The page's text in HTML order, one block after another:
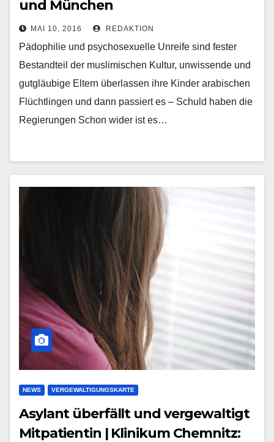
und München
MAI 10, 2016 REDAKTION
Pädophilie und psychosexuelle Unreife sind fester
Bestandteil der muslimischen Kultur, unwissende und
gutgläubige Eltern überlassen ihre Kinder arabischen
Flüchtlingen und dann passiert es – Schuld haben die
Regierungen Schon wider ist es…
NEWS VERGEWALTIGUNGSKARTE
Asylant überfällt und vergewaltigt
Mitpatientin | Klinikum Chemnitz: